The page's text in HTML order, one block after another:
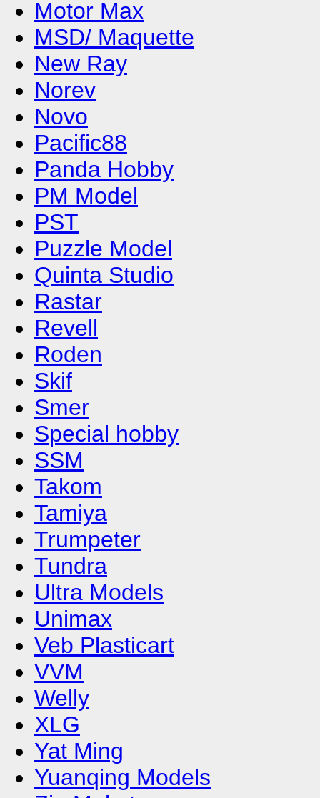
Motor Max
MSD/ Maquette
New Ray
Norev
Novo
Pacific88
Panda Hobby
PM Model
PST
Puzzle Model
Quinta Studio
Rastar
Revell
Roden
Skif
Smer
Special hobby
SSM
Takom
Tamiya
Trumpeter
Tundra
Ultra Models
Unimax
Veb Plasticart
VVM
Welly
XLG
Yat Ming
Yuanqing Models